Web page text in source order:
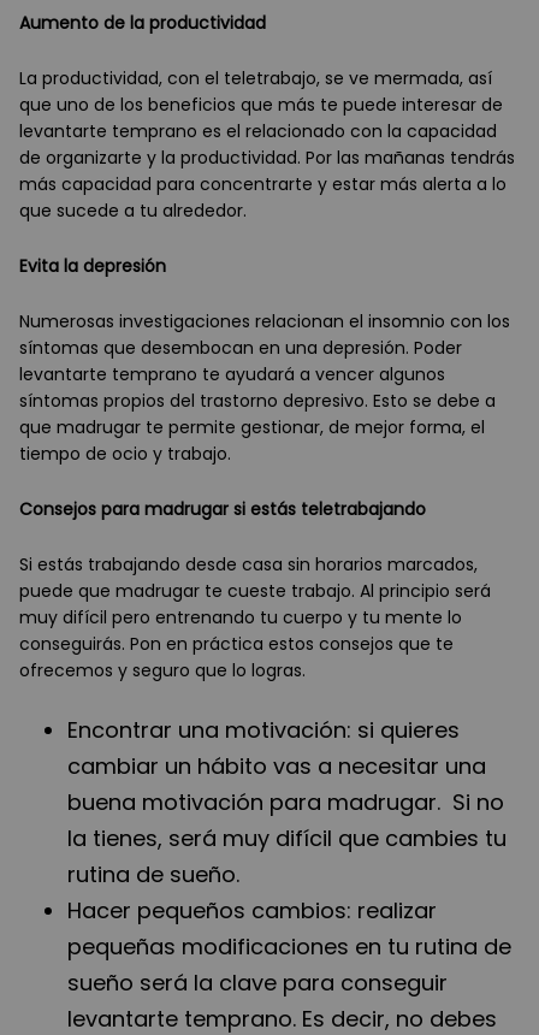
Aumento de la productividad
La productividad, con el teletrabajo, se ve mermada, así
que uno de los beneficios que más te puede interesar de
levantarte temprano es el relacionado con la capacidad
de organizarte y la productividad. Por las mañanas tendrás
más capacidad para concentrarte y estar más alerta a lo
que sucede a tu alrededor.
Evita la depresión
Numerosas investigaciones relacionan el insomnio con los
síntomas que desembocan en una depresión. Poder
levantarte temprano te ayudará a vencer algunos
síntomas propios del trastorno depresivo. Esto se debe a
que madrugar te permite gestionar, de mejor forma, el
tiempo de ocio y trabajo.
Consejos para madrugar si estás teletrabajando
Si estás trabajando desde casa sin horarios marcados,
puede que madrugar te cueste trabajo. Al principio será
muy difícil pero entrenando tu cuerpo y tu mente lo
conseguirás. Pon en práctica estos consejos que te
ofrecemos y seguro que lo logras.
Encontrar una motivación: si quieres
cambiar un hábito vas a necesitar una
buena motivación para madrugar. Si no
la tienes, será muy difícil que cambies tu
rutina de sueño.
Hacer pequeños cambios: realizar
pequeñas modificaciones en tu rutina de
sueño será la clave para conseguir
levantarte temprano. Es decir, no debes